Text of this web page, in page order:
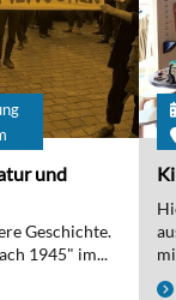
und
Geschichte.
1945" im...